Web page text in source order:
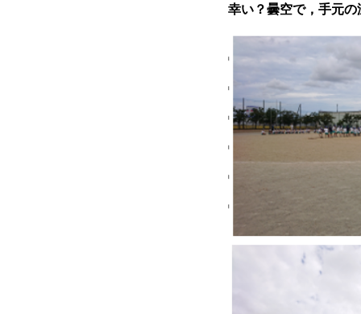
幸い？曇空で，手元